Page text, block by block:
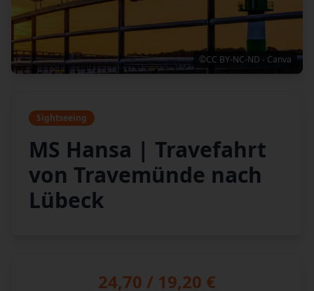
©CC BY-NC-ND - Canva
Sightseeing
MS Hansa | Travefahrt
von Travemünde nach
Lübeck
24,70 / 19,20 €